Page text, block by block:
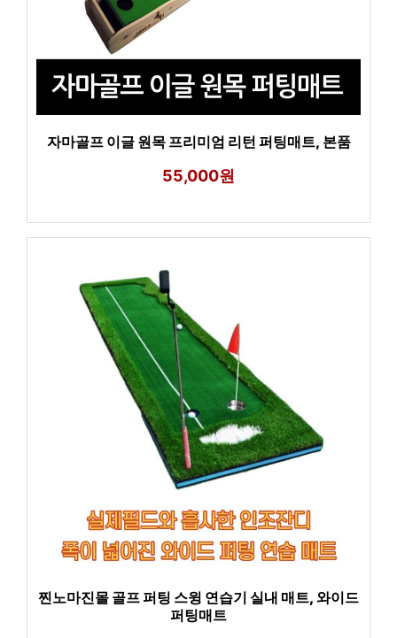
자마골프 이글 원목 프리미엄 리턴 퍼팅매트, 본품
55,000원
찐노마진몰 골프 퍼팅 스윙 연습기 실내 매트, 와이드
퍼팅매트